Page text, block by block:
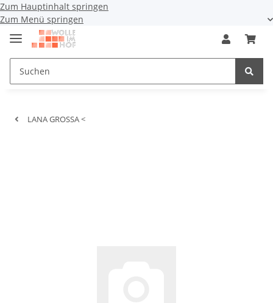
Zum Hauptinhalt springen
Zum Menü springen
LANA GROSSA <